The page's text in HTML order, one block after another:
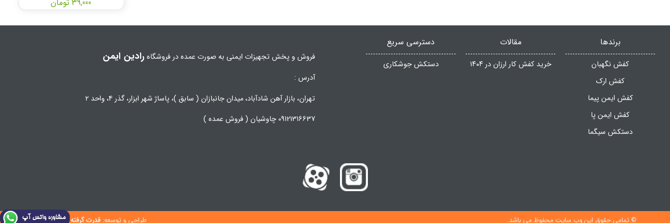
39,000 تومان
برندها
کفش نگهبان
کفش ارک
کفش ایمن پیما
کفش ایمن پا
دستکش سیگما
مقالات
خرید کفش کار ارزان در ۱۴۰۴
دسترسی سریع
دستکش جوشکاری
فروش و پخش تجهیزات ایمنی به صورت عمده در فروشگاهرادین ایمن
آدرس :
تهران، بازار آهن شادآباد، میدان جانبازان ( سابق )، پاساژ شهر ابزار، گذر 4، واحد 2
09121316637 چاوشیان ( فروش عمده )
© تمامی حقوق این وب سایت محفوظ می باشد. طراحی و توسعه: قدرت گرفته از فناوری مبنا